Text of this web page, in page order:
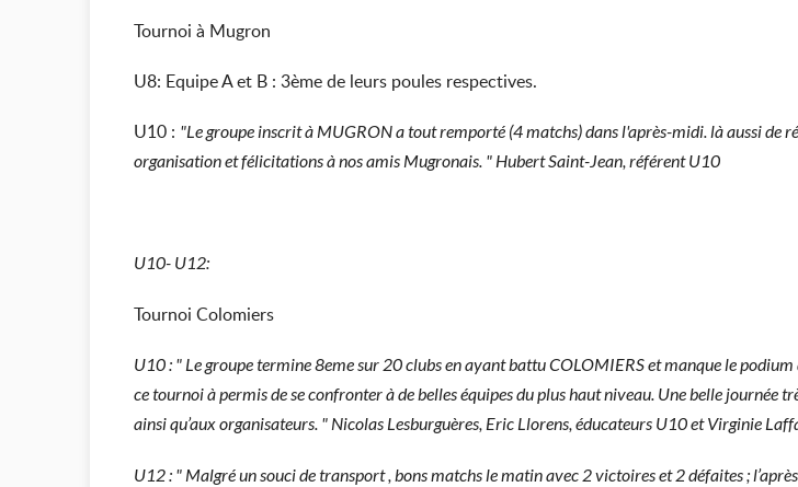
Tournoi à Mugron
U8: Equipe A et B : 3ème de leurs poules respectives.
U10 : "Le groupe inscrit à MUGRON a tout remporté (4 matchs) dans l'après-midi. là aussi de
organisation et félicitations à nos amis Mugronais. " Hubert Saint-Jean, référent U10
U10- U12:
Tournoi Colomiers
U10 : " Le groupe termine 8eme sur 20 clubs en ayant battu COLOMIERS et manque le
ce tournoi à permis de se confronter à de belles équipes du plus haut niveau. Une belle journée
ainsi qu’aux organisateurs. " Nicolas Lesburguères, Eric Llorens, éducateurs U10 et Virginie
U12 : " Malgré un souci de transport , bons matchs le matin avec 2 victoires et 2 défaites ;